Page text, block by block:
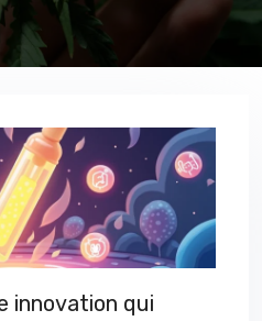
innovation qui